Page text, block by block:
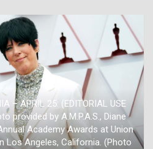
– APRIL 25: (EDITORIAL USE
provided by A.M.P.A.S., Diane
Academy Awards at Union
Los Angeles, California. (Photo